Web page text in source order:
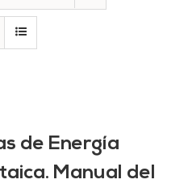
de Energía
Manual del